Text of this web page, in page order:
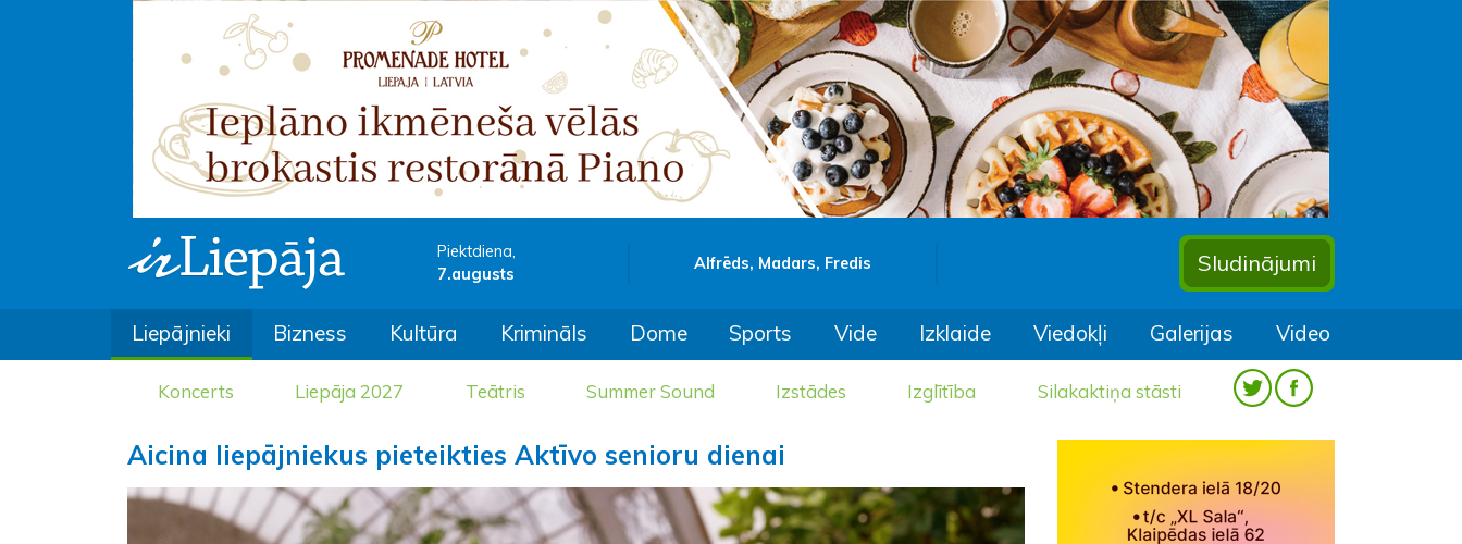
Piektdiena,
7.augusts
Alfrēds, Madars, Fredis Sludinājumi
Liepājnieki Bizness Kultūra Krimināls Dome Sports Vide Izklaide Viedokļi Galerijas Video
Koncerts Liepāja 2027 Teātris Summer Sound Izstādes Izglītība Silakaktiņa stāsti
Aicina liepājniekus pieteikties Aktīvo senioru dienai